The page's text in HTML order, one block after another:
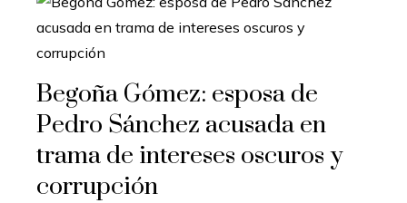
Begoña Gómez: esposa de
Pedro Sánchez acusada en
trama de intereses oscuros y
corrupción